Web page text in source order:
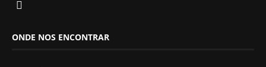
ONDE NOS ENCONTRAR